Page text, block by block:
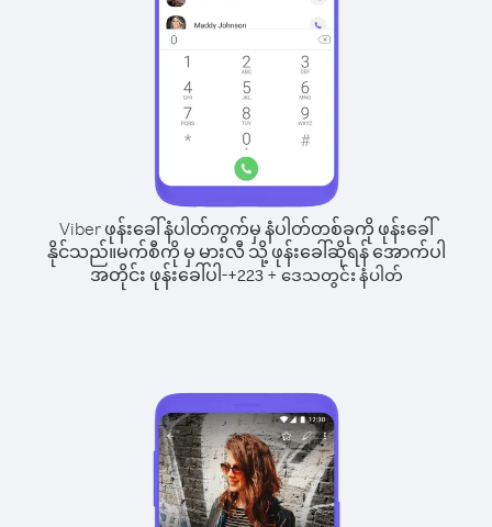
Viber ဖုန်းခေါ်နံပါတ်ကွက်မှ နံပါတ်တစ်ခုကို ဖုန်းခေါ်
နိုင်သည်။မက်စီကို မှ မားလီ သို့ ဖုန်းခေါ်ဆိုရန် အောက်ပါ
အတိုင်း ဖုန်းခေါ်ပါ-+223+ဒေသတွင်း နံပါတ်